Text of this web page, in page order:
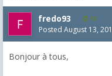
fredo93 18
Posted August 13,
Bonjour à tous,